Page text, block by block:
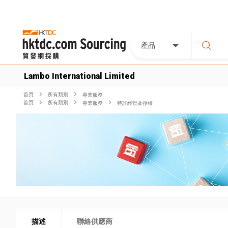
產品
Lambo International Limited
首頁 所有類別
專業服務
首頁
所有類別 專業服務 特許經營及授權
描述 聯絡供應商